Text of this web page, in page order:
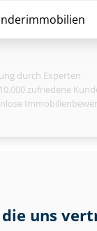
durch Experten
zufriedene
die uns